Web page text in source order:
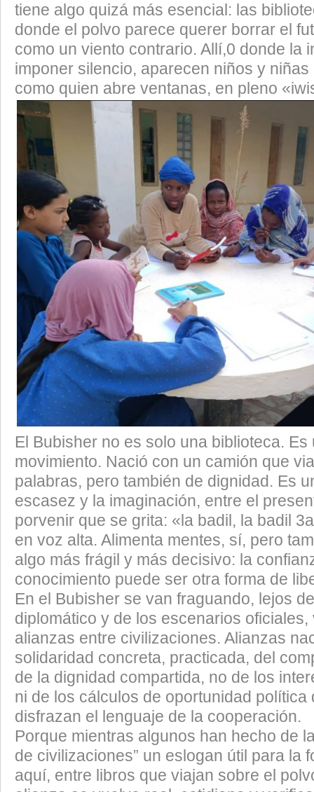
tiene algo quizá más esencial: las
donde el polvo parece querer borrar el
como un viento contrario. Allí,0 donde la
imponer silencio, aparecen niños y
como quien abre ventanas, en pleno
El Bubisher no es solo una biblioteca.
movimiento. Nació con un camión que
palabras, pero también de dignidad. Es
escasez y la imaginación, entre el
porvenir que se grita: «la badil, la badil
en voz alta. Alimenta mentes, sí, pero
algo más frágil y más decisivo: la
conocimiento puede ser otra forma de
En el Bubisher se van fraguando, lejos
diplomático y de los escenarios
alianzas entre civilizaciones. Alianzas
solidaridad concreta, practicada, del
de la dignidad compartida, no de los
ni de los cálculos de oportunidad política
disfrazan el lenguaje de la cooperación.
Porque mientras algunos han hecho de
de civilizaciones” un eslogan útil para la
aquí, entre libros que viajan sobre el